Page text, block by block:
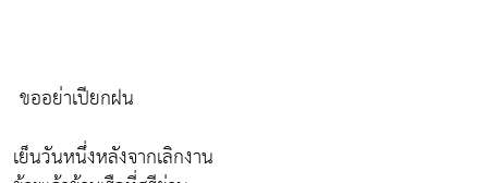
ขออย่าเปียกฝน
เย็นวันหนึ่งหลังจากเลิกงาน